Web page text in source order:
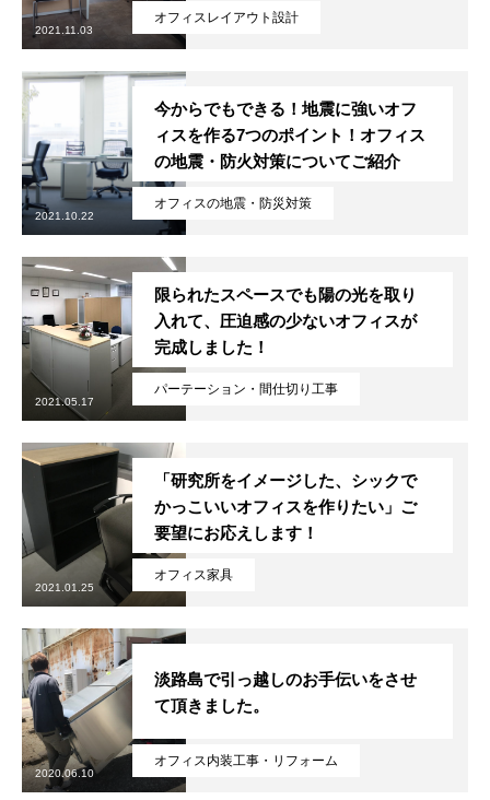
オフィスレイアウト設計
2021.11.03
オフィスの地震・防災対策
今からでもできる！地震に強いオフ
ィスを作る7つのポイント！オフィス
の地震・防火対策についてご紹介
2021.10.22
パーテーション・間仕切り工事
限られたスペースでも陽の光を取り
入れて、圧迫感の少ないオフィスが
完成しました！
2021.05.17
オフィス家具
「研究所をイメージした、シックで
かっこいいオフィスを作りたい」ご
要望にお応えします！
2021.01.25
オフィス内装工事・リフォーム
淡路島で引っ越しのお手伝いをさせ
て頂きました。
2020.06.10